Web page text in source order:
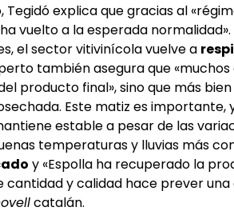
Tegidó explica que gracias al
vuelto a la esperada normalidad».
el sector vitivinícola vuelve a
también asegura que
producto final», sino que más
Este matiz es importante,
estable a pesar de las
temperaturas y lluvias más
y «Espolla ha recuperado la
cantidad y calidad hace prever
catalán.